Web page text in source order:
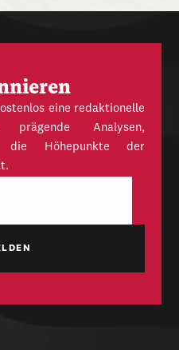
eine redaktionelle
Analysen,
die Höhepunkte der